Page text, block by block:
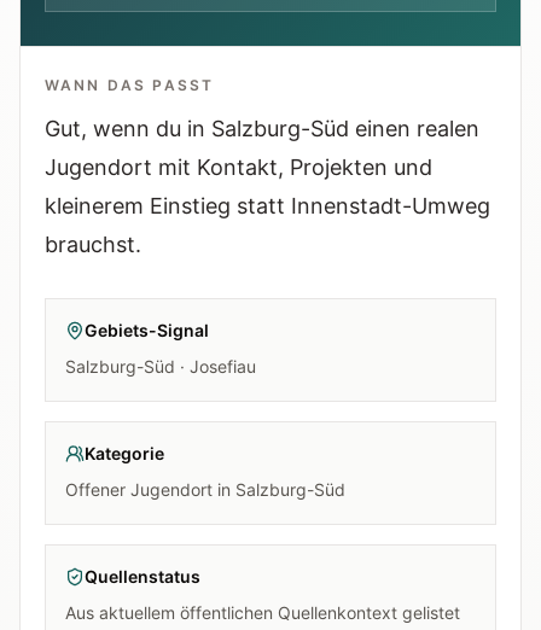
Was neu, geprüft oder erweitert wurde.
WANN DAS PASST
Gut, wenn du in Salzburg-Süd einen realen
Jugendort mit Kontakt, Projekten und
kleinerem Einstieg statt Innenstadt-Umweg
brauchst.
Gebiets-Signal
Salzburg-Süd · Josefiau
Kategorie
Offener Jugendort in Salzburg-Süd
Quellenstatus
Aus aktuellem öffentlichen Quellenkontext gelistet